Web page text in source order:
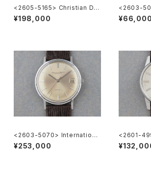
<2605-5165> Christian Dio
r
¥198,000
<2603-
¥66,000
<2603-5070> Internationa
l Watch Co. R807A
¥253,000
<2601-
KING